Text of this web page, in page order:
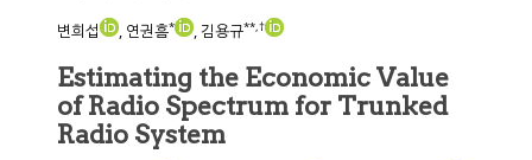
변희섭 , 연권흠* , 김용규**,†
Estimating the Economic Value
of Radio Spectrum for Trunked
Radio System